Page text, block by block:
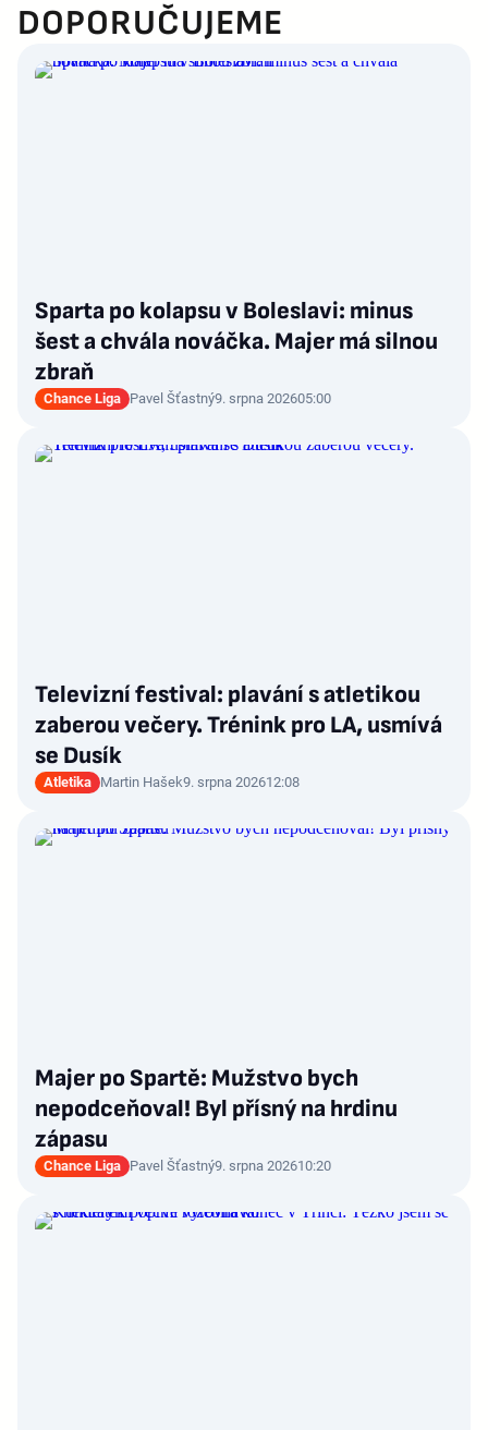
DOPORUČUJEME
Sparta po kolapsu v Boleslavi: minus
šest a chvála nováčka. Majer má silnou
zbraň
Chance Liga Pavel Šťastný9. srpna 202605:00
Televizní festival: plavání s atletikou
zaberou večery. Trénink pro LA, usmívá
se Dusík
Atletika Martin Hašek9. srpna 202612:08
Majer po Spartě: Mužstvo bych
nepodceňoval! Byl přísný na hrdinu
zápasu
Chance Liga Pavel Šťastný9. srpna 202610:20